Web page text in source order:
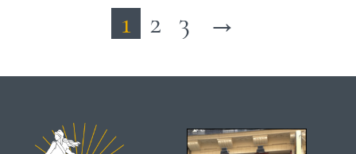
1 2 3 →